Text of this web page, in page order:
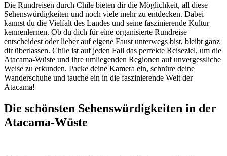
Die Rundreisen durch Chile bieten dir die Möglichkeit, all diese
Sehenswürdigkeiten und noch viele mehr zu entdecken. Dabei
kannst du die Vielfalt des Landes und seine faszinierende Kultur
kennenlernen. Ob du dich für eine organisierte Rundreise
entscheidest oder lieber auf eigene Faust unterwegs bist, bleibt ganz
dir überlassen. Chile ist auf jeden Fall das perfekte Reiseziel, um die
Atacama-Wüste und ihre umliegenden Regionen auf unvergessliche
Weise zu erkunden. Packe deine Kamera ein, schnüre deine
Wanderschuhe und tauche ein in die faszinierende Welt der
Atacama!
Die schönsten Sehenswürdigkeiten in der
Atacama-Wüste